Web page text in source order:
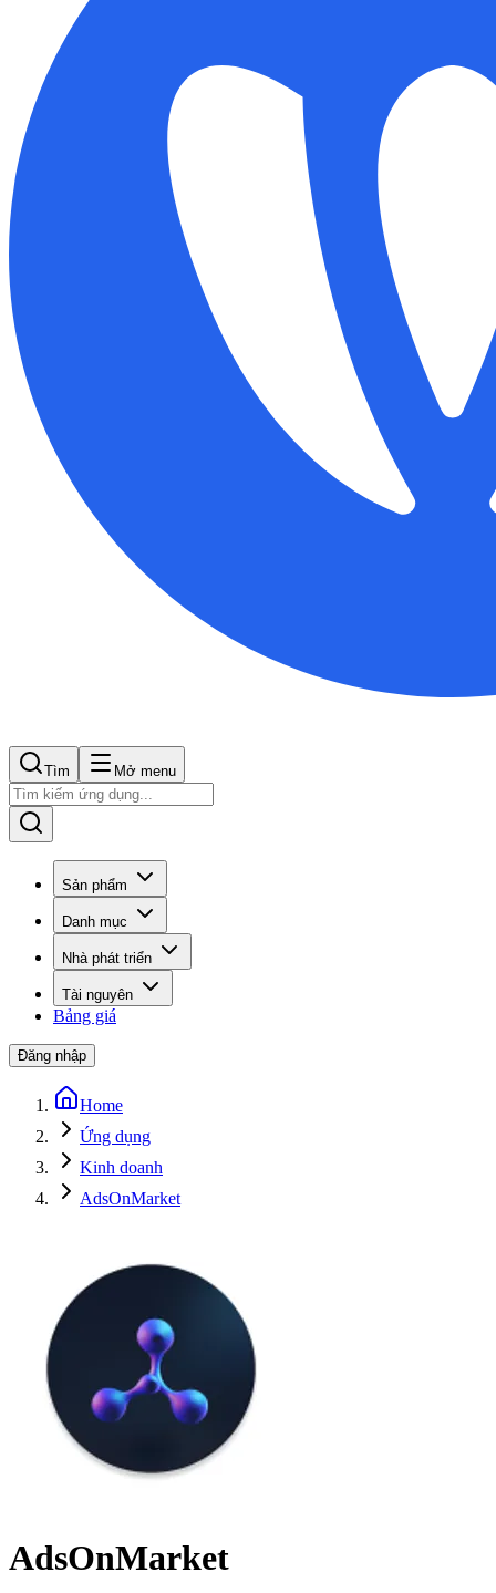
Tìm Mở menu
Sản phẩm
Danh mục
Nhà phát triển
Tài nguyên
Bảng giá
Đăng nhập
Home
Ứng dụng
Kinh doanh
AdsOnMarket
AdsOnMarket